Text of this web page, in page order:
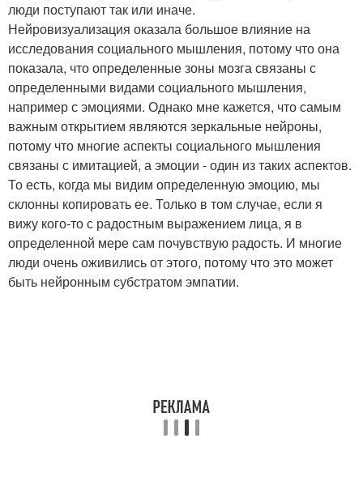
люди поступают так или иначе.
Нейровизуализация оказала большое влияние на
исследования социального мышления, потому что она
показала, что определенные зоны мозга связаны с
определенными видами социального мышления,
например с эмоциями. Однако мне кажется, что самым
важным открытием являются зеркальные нейроны,
потому что многие аспекты социального мышления
связаны с имитацией, а эмоции - один из таких аспектов.
То есть, когда мы видим определенную эмоцию, мы
склонны копировать ее. Только в том случае, если я
вижу кого-то с радостным выражением лица, я в
определенной мере сам почувствую радость. И многие
люди очень оживились от этого, потому что это может
быть нейронным субстратом эмпатии.